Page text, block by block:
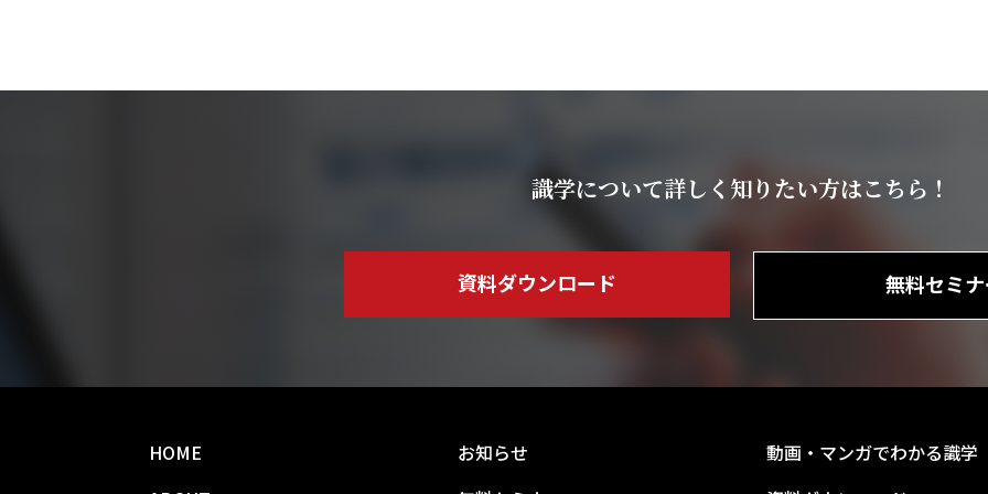
識学について詳しく知りたい方はこちら！
資料ダウンロード 無料セミ
HOME
お知らせ
動画・マンガでわかる識学